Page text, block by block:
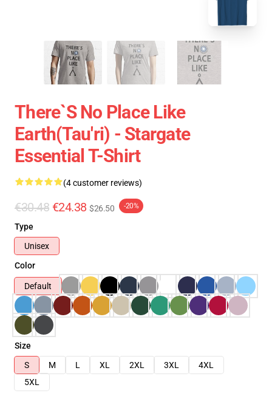
There`s No Place Like
Earth(Tau'ri) - Stargate
Essential T-Shirt
(4 customer reviews)
€30.48 €24.38 $26.50 -20%
Type
Unisex
Color
Default
Size
S
M L XL 2XL 3XL
4XL
5XL